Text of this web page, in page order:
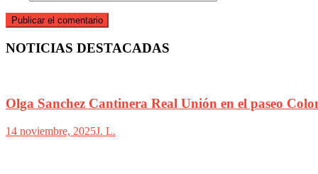
NOTICIAS DESTACADAS
Olga Sanchez Cantinera Real Unión en el paseo
14 noviembre, 2025J. L.